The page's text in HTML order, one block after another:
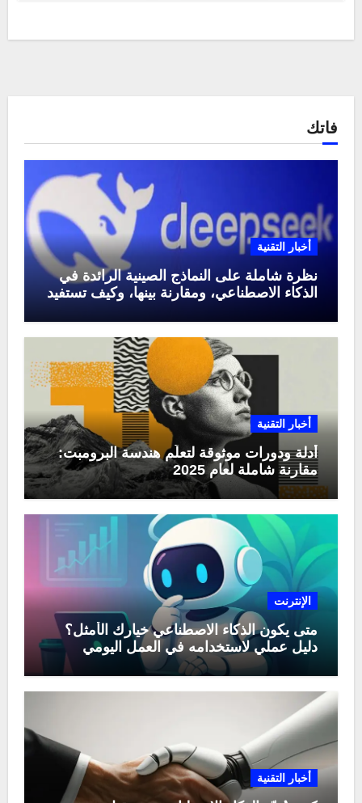
فاتك
أخبار التقنية
نظرة شاملة على النماذج الصينية الرائدة في
الذكاء الاصطناعي، ومقارنة بينها، وكيف تستفيد
أخبار التقنية
أدلة ودورات موثوقة لتعلّم هندسة البرومبت:
مقارنة شاملة لعام 2025
الإنترنت
متى يكون الذكاء الاصطناعي خيارك الأمثل؟
دليل عملي لاستخدامه في العمل اليومي
أخبار التقنية